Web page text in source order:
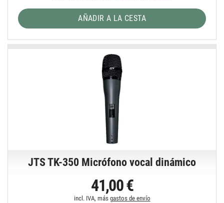
AÑADIR A LA CESTA
JTS TK-350 Micrófono vocal dinámico
41,00 €
incl. IVA, más gastos de envío